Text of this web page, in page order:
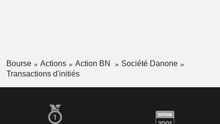
Bourse Actions Action BN
Société Danone
Transactions d'initiés